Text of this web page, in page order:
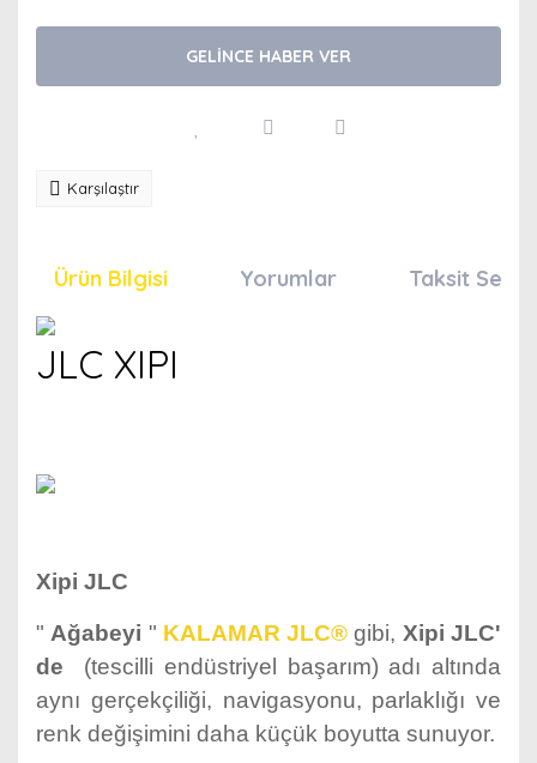
GELİNCE HABER VER
Karşılaştır
Ürün Bilgisi Yorumlar Taksit
JLC XIPI
Xipi JLC
" Ağabeyi " KALAMAR JLC® gibi, Xipi JLC'
de
(tescilli endüstriyel başarım) adı altında
aynı gerçekçiliği, navigasyonu, parlaklığı ve
renk değişimini daha küçük boyutta sunuyor.